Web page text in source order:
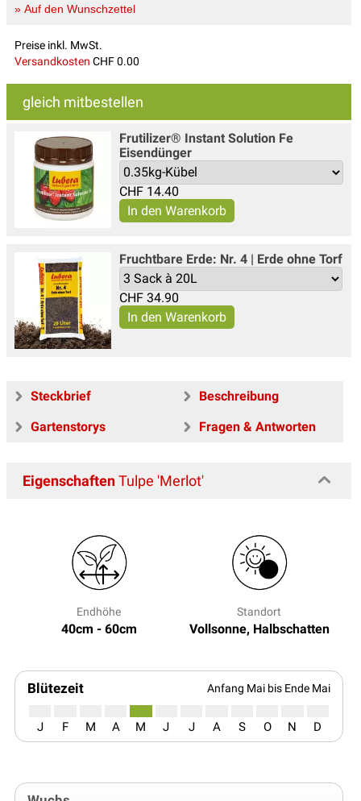
» Auf den Wunschzettel
Preise inkl. MwSt.
Versandkosten CHF 0.00
gleich mitbestellen
Frutilizer® Instant Solution Fe
Eisendünger
CHF 14.40
Fruchtbare Erde: Nr. 4 | Erde ohne Torf
CHF 34.90
Steckbrief
Beschreibung
Gartenstorys
Fragen & Antworten
EigenschaftenTulpe 'Merlot'
Endhöhe
40cm - 60cm
Standort
Vollsonne, Halbschatten
Blütezeit Anfang Mai bis Ende Mai
J F M A M J J A S O N D